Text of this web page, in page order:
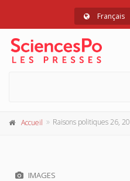
Français
Accueil Raisons politiques 26, 2007
IMAGES